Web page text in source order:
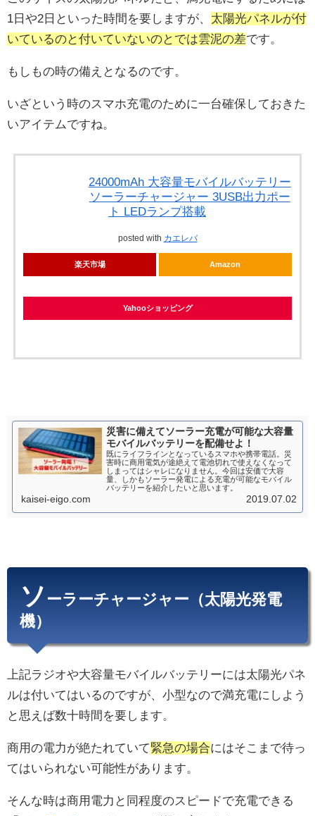
1日や2日といった時間を要しますが、 太陽光パネルが付
いているのと付いていないのとでは雲泥の差です。
もしもの時の備えとなるのです。
いざという時のスマホ充電のために一台確保しておきた
いアイテムですね。
24000mAh 大容量モバイルバッテリー
ソーラーチャージャー 3USB出力ポー
ト LEDランプ搭載
posted with カエレバ
楽天市場 Amazon
Yahooショッピング
災害に備えてソーラー充電が可能な大容量
モバイルバッテリーを配備せよ！
既にライフラインとなっているスマホや携帯電話。災
害時に商用電気が途絶えて電池切れで使えなくなって
しまってはシャレになりません。今回は安価で大容
量、しかもソーラー発電による充電が可能なモバイル
バッテリーを紹介したいと思います。
kaisei-eigo.com 2019.07.02
ソ ーラーチャージャー（太陽光発電
機）
上記ラジオや大容量モバイルバッテリーには太陽光パネ
ルは付いてはいるのですが、小型なので満充電にしよう
と思えば数十時間を要します。
商用の電力が絶たれていて緊急の場合にはそこまで待っ
てはいられない可能性があります。
そんな時は商用電力と同程度のスピードで充電できる